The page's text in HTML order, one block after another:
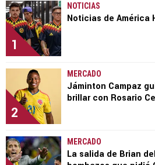
1
NOTICIAS
Noticias de América
2
MERCADO
Jáminton Campaz
brillar con Rosario
MERCADO
La salida de Brian